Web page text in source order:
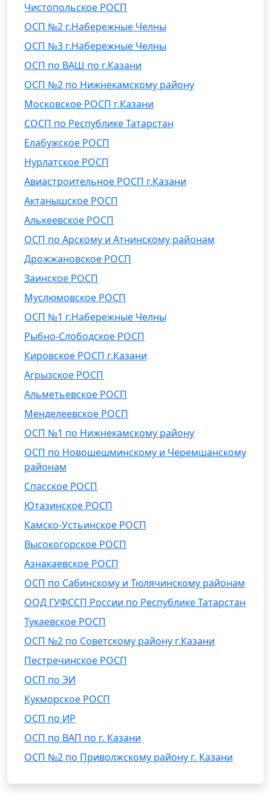
Чистопольское РОСП
ОСП №2 г.Набережные Челны
ОСП №3 г.Набережные Челны
ОСП по ВАШ по г.Казани
ОСП №2 по Нижнекамскому району
Московское РОСП г.Казани
СОСП по Республике Татарстан
Елабужское РОСП
Нурлатское РОСП
Авиастроительное РОСП г.Казани
Актанышское РОСП
Алькеевское РОСП
ОСП по Арскому и Атнинскому районам
Дрожжановское РОСП
Заинское РОСП
Муслюмовское РОСП
ОСП №1 г.Набережные Челны
Рыбно-Слободское РОСП
Кировское РОСП г.Казани
Агрызское РОСП
Альметьевское РОСП
Менделеевское РОСП
ОСП №1 по Нижнекамскому району
ОСП по Новошешминскому и Черемшанскому
районам
Спасское РОСП
Ютазинское РОСП
Камско-Устьинское РОСП
Высокогорское РОСП
Азнакаевское РОСП
ОСП по Сабинскому и Тюлячинскому районам
ООД ГУФССП России по Республике Татарстан
Тукаевское РОСП
ОСП №2 по Советскому району г.Казани
Пестречинское РОСП
ОСП по ЭИ
Кукморское РОСП
ОСП по ИР
ОСП по ВАП по г. Казани
ОСП №2 по Приволжскому району г. Казани